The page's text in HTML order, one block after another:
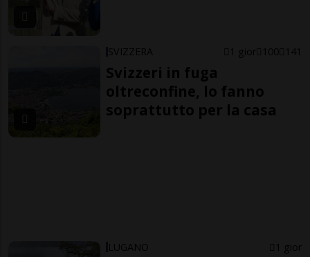
SVIZZERA 1 gior 100 141
Svizzeri in fuga
oltreconfine, lo fanno
soprattutto per la casa
LUGANO 1 gior